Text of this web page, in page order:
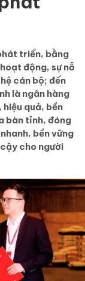
triển, bằng
động, sự nỗ
cán bộ; đến
là ngân hàng
quả, bền
bàn tỉnh, đóng
bền vững
cho người